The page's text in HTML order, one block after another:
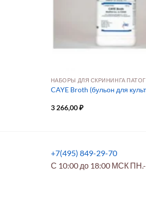
CAYE Broth (бульон для
3 266,00₽
+7(495) 849-29-70
С 10:00 до 18:00 МСК